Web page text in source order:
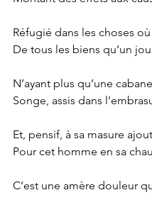
Réfugié dans les choses
De tous les biens qu’un
N’ayant plus qu’une
Songe, assis dans
Et, pensif, à sa masure
Pour cet homme en sa
C’est une amère douleur